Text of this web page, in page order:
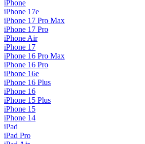
iPhone
iPhone 17e
iPhone 17 Pro Max
iPhone 17 Pro
iPhone Air
iPhone 17
iPhone 16 Pro Max
iPhone 16 Pro
iPhone 16e
iPhone 16 Plus
iPhone 16
iPhone 15 Plus
iPhone 15
iPhone 14
iPad
iPad Pro